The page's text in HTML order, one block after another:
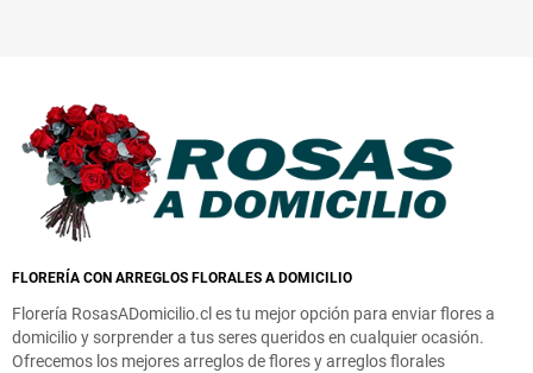
FLORERÍA CON ARREGLOS FLORALES A DOMICILIO
Florería RosasADomicilio.cl es tu mejor opción para enviar flores a
domicilio y sorprender a tus seres queridos en cualquier ocasión.
Ofrecemos los mejores arreglos de flores y arreglos florales